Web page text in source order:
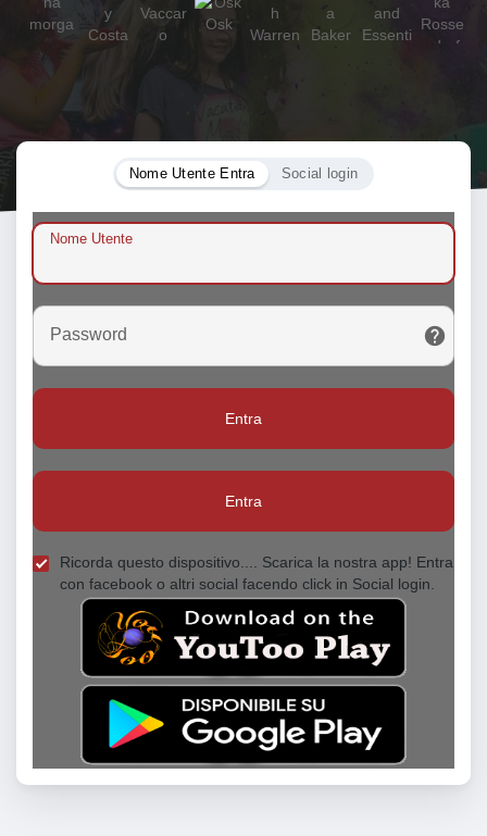
Nome Utente Entra Social login
Nome Utente
Password
Entra
Entra
Ricorda questo dispositivo.... Scarica la nostra app! Entra
con facebook o altri social facendo click in Social login.